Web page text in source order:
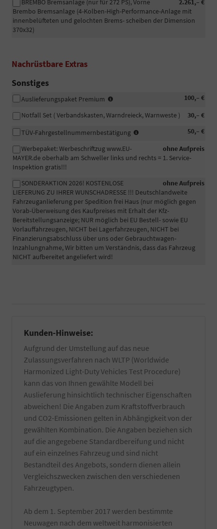
2.261,– €
BREMBO Bremsanlage (nur für 272 PS), Vorne
Brembo Bremsanlage (4-Kolben-High-Performance-Anlage mit
innenbelüfteten und gelochten Brems- scheiben der Dimension
370x32)
Nachrüstbare Extras
Sonstiges
100,– €
Auslieferungspaket Premium
Premium:
Fahrzeug
professionell
in
eigenen
Betrieb
zusätzlich
per
Hand
gewaschen
und
falls
Entfernung
von
z.T.
schwer
entfernbaren
produktionsseitigen
Rückständen.
Es
werden
nur
hochwertige
verwendet
und
natürlich
gewaschen.
Die
30,– €
Notfall Set ( Verbandskasten, Warndreieck, Warnweste )
50,– €
TÜV-Fahrgestellnummernbestätigung
wird
Bestätigung
der
Fahrgestellnummer
Ihres
PKW
für
die
Zulassung
bei
Ihrer
örtlichen
Zulassungsbehörde.
Bestätigung
wird
durch
einen
TÜV-
Angestellten
Gutachter
durchgeführt.
ohne Aufpreis
Werbepaket: Werbeschriftzug www.EU-
MAYER.de oberhalb am Schweller links und rechts = 1. Service-
Inspektion gratis!!!
ohne Aufpreis
SONDERAKTION 2026! KOSTENLOSE
LIEFERUNG ZU IHRER WUNSCHADRESSE !!! Deutschlandweite
Fahrzeuganlieferung per Spedition frei Haus (nur möglich gegen
Vorab-Überweisung des Kaufpreises mit Erhalt der Kfz-
Bereitstellungsanzeige; NUR möglich bei EU Bestell- sowie EU
Vorlauffahrzeugen, NICHT bei Lagerfahrzeugen, NICHT bei
Finanzierungsabschluss über uns oder Gebrauchtwagen-
Inzahlungnahme, Wir bitten um Verständnis, dass das Fahrzeug
NICHT aufbereitet angeliefert wird!
Kunden-Hinweise:
Aufgrund der Umstellung auf das neue
Zulassungsverfahren nach WLTP (Worldwide
Harmonized Light-Duty Vehicles Test Procedure)
kann das von Ihnen gewählte Modell bei
Auslieferung hinsichtlich technischer Eigenschaften
abweichen! Die Angaben zum Kraftstoffverbrauch
und CO2-Emissionen gelten in Abhängigkeit von der
gewählten Kombination. Die Angaben beziehen sich
auf die angegebene Standardbereifung und nicht
auf ein einzelnes Fahrzeug und sind nicht
Bestandteil des Angebots, sondern dienen allein
Vergleichszwecken zwischen den verschiedenen
Fahrzeugtypen.
Ab dem 1. September 2017 werden bestimmte
Neuwagen nach dem weltweit harmonisierten